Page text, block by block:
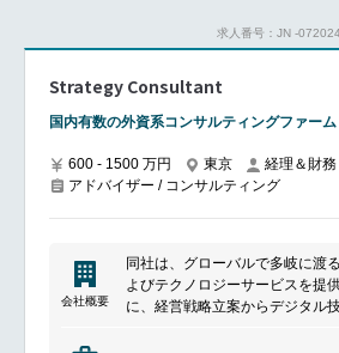
決策へと昇華する面白さを体感
これまで幾多のベンチャー企業
日本のオープンインベーション
■業務内容：
を獲得し、デリバリーしています
コンサルタントとして、下記の
●大手企業向け新規事業創出支援
求人番号：JN -
Strategy Consultant
国内有数の外資系コンサルティングファーム
600 - 1500 万円 東京
経理＆財務
アドバイザー / コンサルティング
会社概要
同社は、グローバルで多岐に渡
よびテクノロジーサービスを提
に、経営戦略立案からデジタル